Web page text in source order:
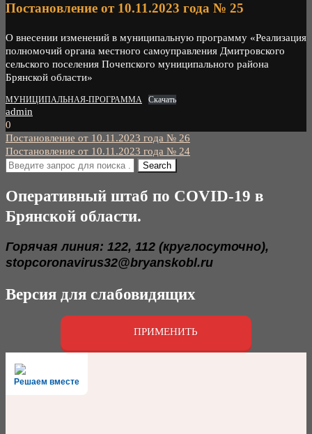
Постановление от 10.11.2023 года № 25
О внесении изменений в муниципальную программу «Реализация
полномочий органа местного самоуправления Дмитровского
сельского поселения Почепского муниципального района
Брянской области»
МУНИЦИПАЛЬНАЯ-ПРОГРАММА Скачать
admin
0
Навигация
по
Постановление от 10.11.2023 года № 26
Постановление от 10.11.2023 года № 24
Оперативный штаб по COVID-19 в
Брянской области.
Горячая линия: 122, 112 (круглосуточно),
stopcoronavirus32@bryanskobl.ru
Версия для слабовидящих
ПРИМЕНИТЬ
Решаем вместе